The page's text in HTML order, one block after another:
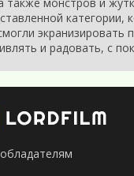
экранизировать
и радовать, с